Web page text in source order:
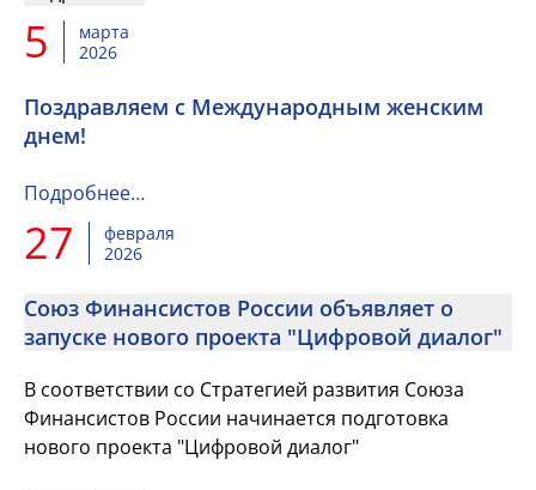
5
марта
2026
Поздравляем с Международным женским
днем!
Подробнее…
27
февраля
2026
Союз Финансистов России объявляет о
запуске нового проекта "Цифровой диалог"
В соответствии со Стратегией развития Союза
Финансистов России начинается подготовка
нового проекта "Цифровой диалог"